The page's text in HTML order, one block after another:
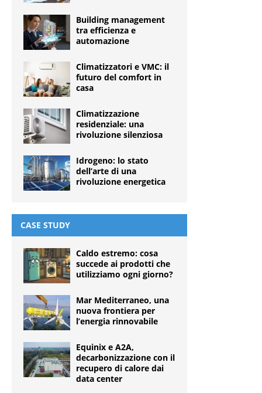
Building management
tra efficienza e
automazione
Climatizzatori e VMC: il
futuro del comfort in
casa
Climatizzazione
residenziale: una
rivoluzione silenziosa
Idrogeno: lo stato
dell’arte di una
rivoluzione energetica
CASE STUDY
Caldo estremo: cosa
succede ai prodotti che
utilizziamo ogni giorno?
Mar Mediterraneo, una
nuova frontiera per
l’energia rinnovabile
Equinix e A2A,
decarbonizzazione con il
recupero di calore dai
data center